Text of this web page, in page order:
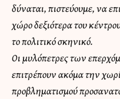
δύναται, πιστεύουμε, να
χώρο δεξιότερα του
το πολιτικό σκηνικό.
Οι μυλόπετρες των
επιτρέπουν ακόμα την
προβληματισμού